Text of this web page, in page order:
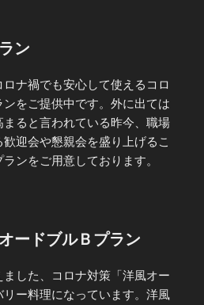
ン
ナ禍でも安心して使えるコロ
をご提供中です。外に出ては
ると言われている昨今、職場
迎会や懇親会を盛り上げるこ
ンをご用意しております。
ードブルＢプラン
した、コロナ対策「洋風オー
ー料理になっています。洋風